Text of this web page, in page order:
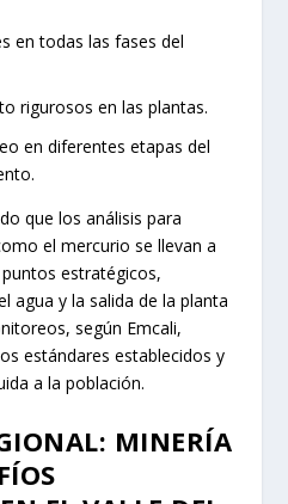
en todas las fases del
rigurosos en las plantas.
en diferentes etapas del
que los análisis para
el mercurio se llevan a
estratégicos,
agua y la salida de la planta
según Emcali,
estándares establecidos y
a la población.
MINERÍA